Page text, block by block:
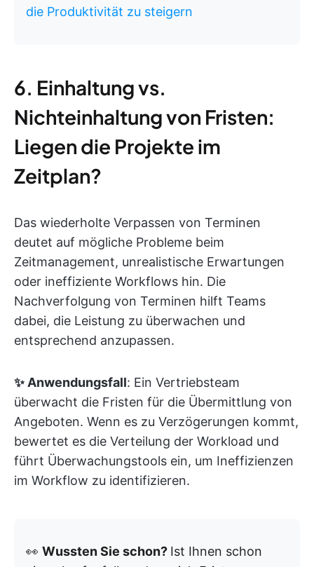
die Produktivität zu steigern
6. Einhaltung vs.
Nichteinhaltung von Fristen:
Liegen die Projekte im
Zeitplan?
Das wiederholte Verpassen von Terminen
deutet auf mögliche Probleme beim
Zeitmanagement, unrealistische Erwartungen
oder ineffiziente Workflows hin. Die
Nachverfolgung von Terminen hilft Teams
dabei, die Leistung zu überwachen und
entsprechend anzupassen.
✨ Anwendungsfall: Ein Vertriebsteam
überwacht die Fristen für die Übermittlung von
Angeboten. Wenn es zu Verzögerungen kommt,
bewertet es die Verteilung der Workload und
führt Überwachungstools ein, um Ineffizienzen
im Workflow zu identifizieren.
👀 Wussten Sie schon? Ist Ihnen schon